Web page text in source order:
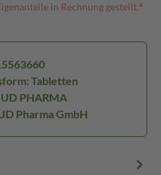
in Rechnung gestellt.⁴
Tabletten
PHARMA
Pharma GmbH